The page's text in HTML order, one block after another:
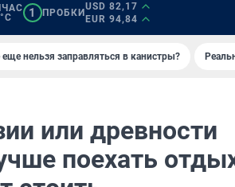
1 ПРОБКИ
USD 82,17
EUR 94,84
еще нельзя заправляться в канистры?
или древности
поехать